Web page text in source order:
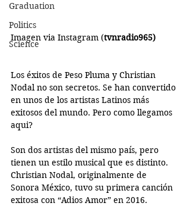
Graduation
Politics
Science
Imagen via Instagram (tvnradio965)
Los éxitos de Peso Pluma y Christian
Nodal no son secretos. Se han convertido
en unos de los artistas Latinos más
exitosos del mundo. Pero como llegamos
aqui?
Son dos artistas del mismo país, pero
tienen un estilo musical que es distinto.
Christian Nodal, originalmente de
Sonora México, tuvo su primera canción
exitosa con “Adios Amor” en 2016.